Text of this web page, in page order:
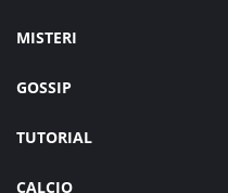
MISTERI
GOSSIP
TUTORIAL
CALCIO